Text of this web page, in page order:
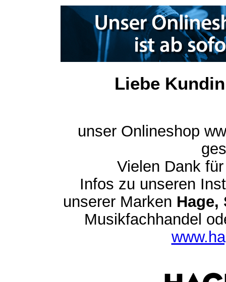
Liebe
unser Onlineshop
Vielen Dank
Infos zu unseren
unserer Marken Hage,
Musikfachhandel